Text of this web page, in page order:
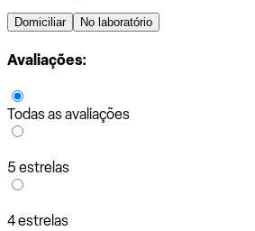
Domiciliar No laboratório
Avaliações:
Todas as avaliações
5 estrelas
4 estrelas